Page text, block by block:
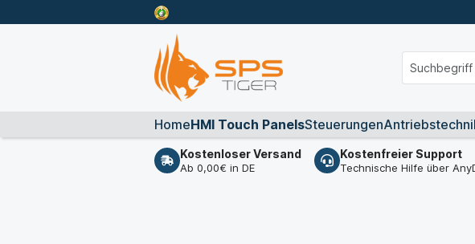
HomeHMI Touch PanelsSteuerungen
Kostenloser Versand
Ab 0,00€ in DE
Kostenfreier Support
Technische Hilfe über